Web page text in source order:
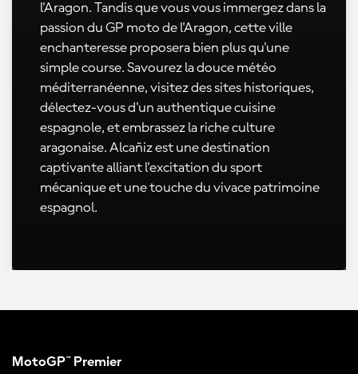
l'Aragon. Tandis que vous vous immergez dans la
passion du GP moto de l'Aragon, cette ville
enchanteresse proposera bien plus qu'une
simple course. Savourez la douce météo
méditerranéenne, visitez des sites historiques,
délectez-vous d'un authentique cuisine
espagnole, et embrassez la riche culture
aragonaise. Alcañiz est une destination
captivante alliant l'excitation du sport
mécanique et une touche du vivace patrimoine
espagnol.
MotoGP™ Premier